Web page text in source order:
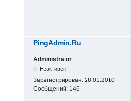
PingAdmin.Ru
Administrator
Неактивен
Зарегистрирован: 28.01.2010
Сообщений: 146